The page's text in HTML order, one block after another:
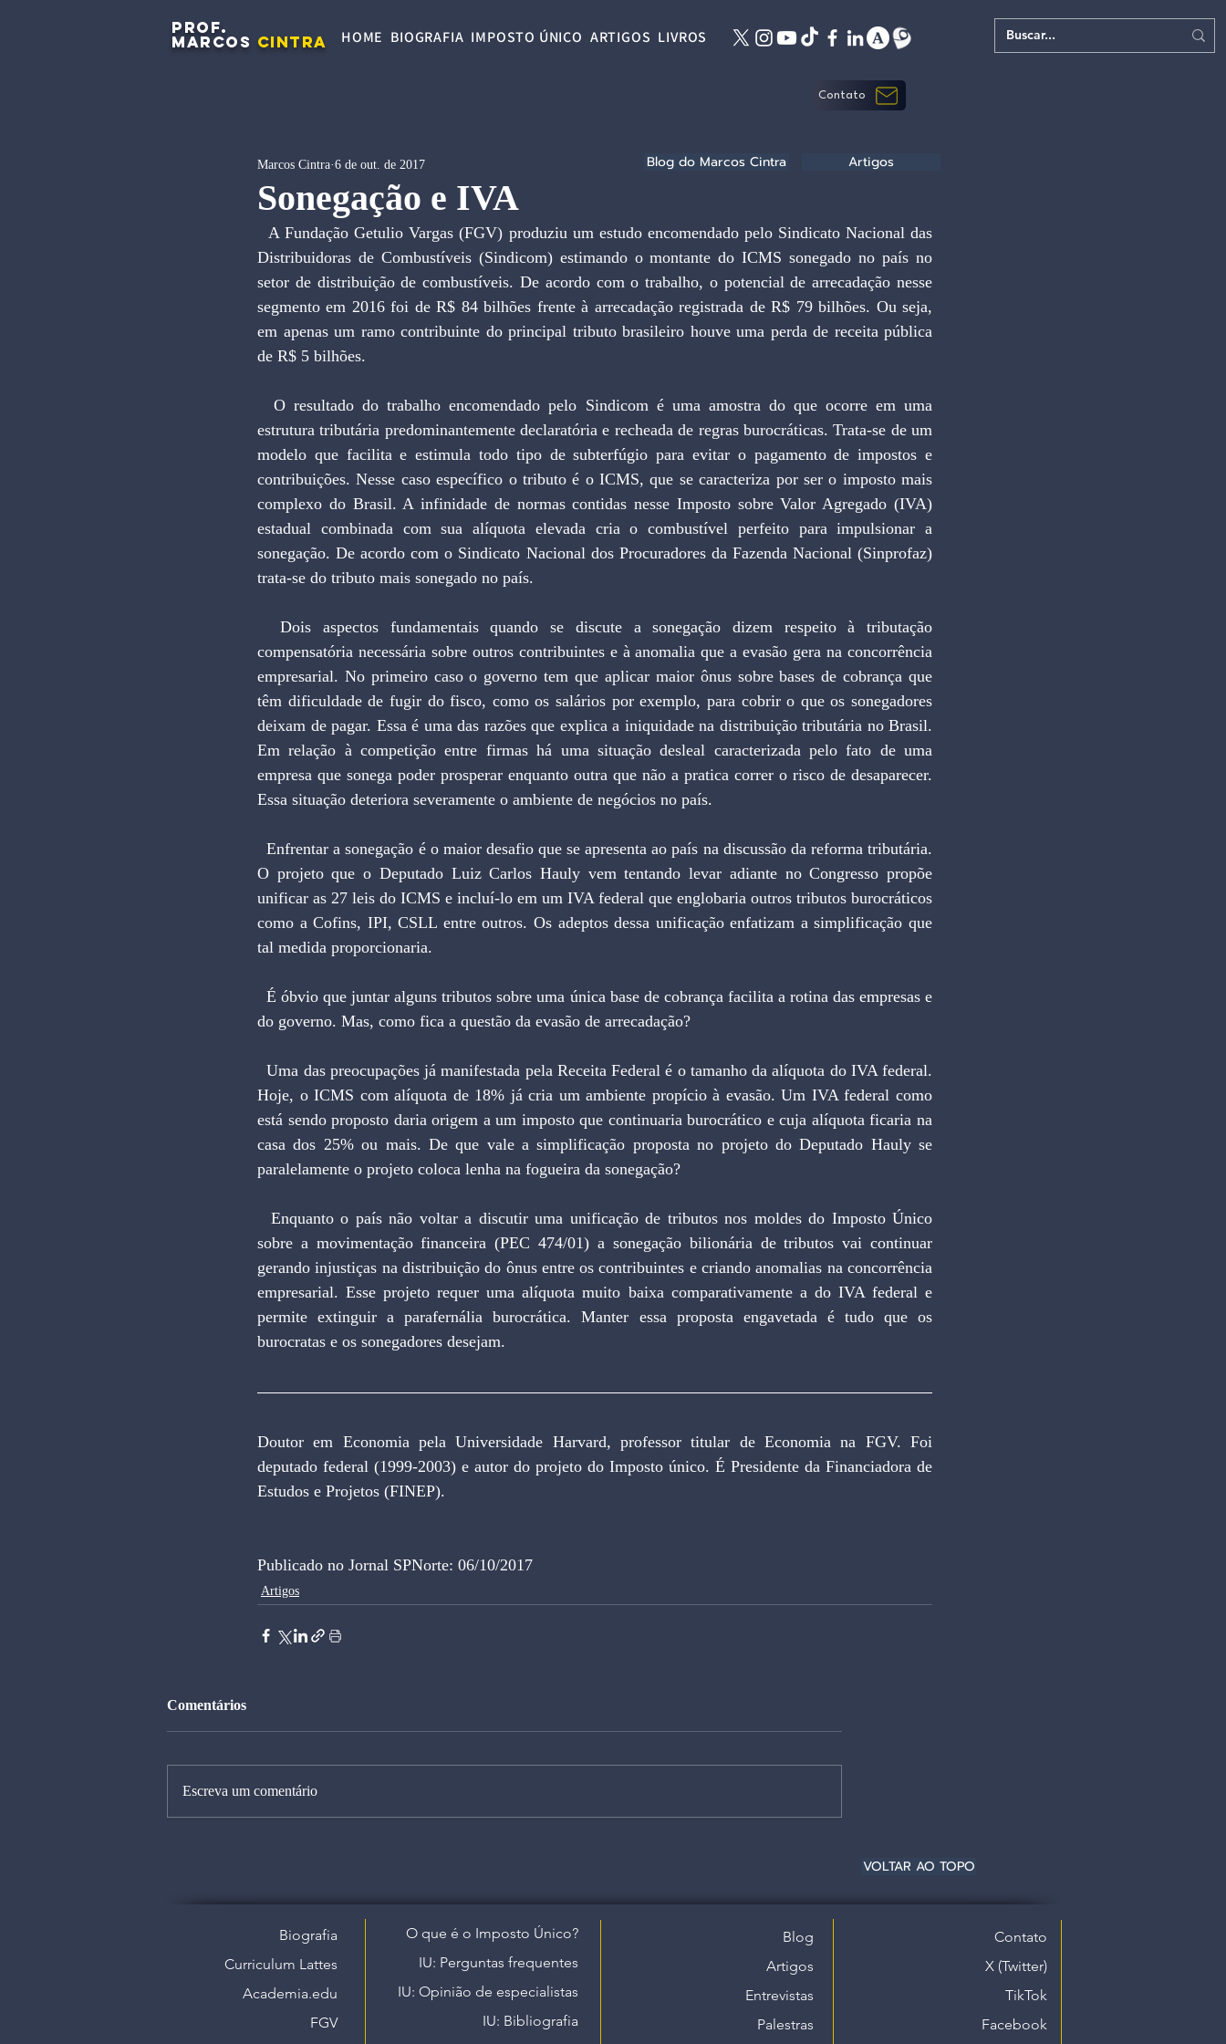
PROF.
MARCOS CINTRA HOME BIOGRAFIA IMPOSTO ÚNICO ARTIGOS LIVROS
Contato
Sonegação e IVA
Marcos Cintra 6 de out. de 2017
  A Fundação Getulio Vargas (FGV) produziu um estudo encomendado pelo Sindicato Nacional das
Distribuidoras de Combustíveis (Sindicom) estimando o montante do ICMS sonegado no país no
setor de distribuição de combustíveis. De acordo com o trabalho, o potencial de arrecadação nesse
segmento em 2016 foi de R$ 84 bilhões frente à arrecadação registrada de R$ 79 bilhões. Ou seja,
em apenas um ramo contribuinte do principal tributo brasileiro houve uma perda de receita pública
de R$ 5 bilhões.
  O resultado do trabalho encomendado pelo Sindicom é uma amostra do que ocorre em uma
estrutura tributária predominantemente declaratória e recheada de regras burocráticas. Trata-se de um
modelo que facilita e estimula todo tipo de subterfúgio para evitar o pagamento de impostos e
contribuições. Nesse caso específico o tributo é o ICMS, que se caracteriza por ser o imposto mais
complexo do Brasil. A infinidade de normas contidas nesse Imposto sobre Valor Agregado (IVA)
estadual combinada com sua alíquota elevada cria o combustível perfeito para impulsionar a
sonegação. De acordo com o Sindicato Nacional dos Procuradores da Fazenda Nacional (Sinprofaz)
trata-se do tributo mais sonegado no país.
  Dois aspectos fundamentais quando se discute a sonegação dizem respeito à tributação
compensatória necessária sobre outros contribuintes e à anomalia que a evasão gera na concorrência
empresarial. No primeiro caso o governo tem que aplicar maior ônus sobre bases de cobrança que
têm dificuldade de fugir do fisco, como os salários por exemplo, para cobrir o que os sonegadores
deixam de pagar. Essa é uma das razões que explica a iniquidade na distribuição tributária no Brasil.
Em relação à competição entre firmas há uma situação desleal caracterizada pelo fato de uma
empresa que sonega poder prosperar enquanto outra que não a pratica correr o risco de desaparecer.
Essa situação deteriora severamente o ambiente de negócios no país.
  Enfrentar a sonegação é o maior desafio que se apresenta ao país na discussão da reforma tributária.
O projeto que o Deputado Luiz Carlos Hauly vem tentando levar adiante no Congresso propõe
unificar as 27 leis do ICMS e incluí-lo em um IVA federal que englobaria outros tributos burocráticos
como a Cofins, IPI, CSLL entre outros. Os adeptos dessa unificação enfatizam a simplificação que
tal medida proporcionaria.
  É óbvio que juntar alguns tributos sobre uma única base de cobrança facilita a rotina das empresas e
do governo. Mas, como fica a questão da evasão de arrecadação?
  Uma das preocupações já manifestada pela Receita Federal é o tamanho da alíquota do IVA federal.
Hoje, o ICMS com alíquota de 18% já cria um ambiente propício à evasão. Um IVA federal como
está sendo proposto daria origem a um imposto que continuaria burocrático e cuja alíquota ficaria na
casa dos 25% ou mais. De que vale a simplificação proposta no projeto do Deputado Hauly se
paralelamente o projeto coloca lenha na fogueira da sonegação?
sobre a movimentação financeira (PEC 474/01) a sonegação bilionária de tributos vai continuar
gerando injustiças na distribuição do ônus entre os contribuintes e criando anomalias na concorrência
empresarial. Esse projeto requer uma alíquota muito baixa comparativamente a do IVA federal e
permite extinguir a parafernália burocrática. Manter essa proposta engavetada é tudo que os
burocratas e os sonegadores desejam.
Doutor em Economia pela Universidade Harvard, professor titular de Economia na FGV. Foi
deputado federal (1999-2003) e autor do projeto do Imposto único. É Presidente da Financiadora de
Estudos e Projetos (FINEP).
Publicado no Jornal SPNorte: 06/10/2017
Artigos
Comentários
Escreva um comentário
Blog do Marcos Cintra Artigos
VOLTAR AO TOPO
Biografia
Curriculum Lattes
Academia.edu
FGV
O que é o Imposto Único?
IU: Perguntas frequentes
IU: Opinião de especialistas
IU: Bibliografia
Blog
Artigos
Entrevistas
Palestras
Contato
X (Twitter)
TikTok
Facebook